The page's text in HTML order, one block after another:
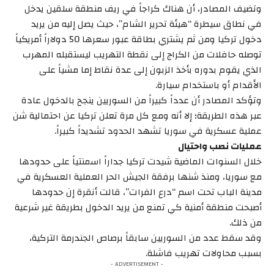
وتضيف المصادر، أن هناك كراجاً في ريف منطقة سلقين يدخل
في نطاق سيطرة “هيئة تحرير الشام”، حيث يصل إليه من يريد
دخول تركيا ومن ثم يشتري بطاقة عبور سعرها 50 دولاراً أمريكياً
توصله حافلات من الكراج إلى نقطة التهريب ليستقبله المهرب
الذي يقوم بدوره بأخذ الزبون إلى عدة نقاط إما مشياً على
الأقدام أو باستخدام سيارة.
وتؤكد المصادر أن عدداً كبيراً من السوريين ينجح بالدخول عادة
عبر هذه الطريقة؛ إلا أنه ومع كل مرة تعلن تركيا عن احتمالية شن
عملية عسكرية في سوريا تشهد الحدود تشديداً كبيراً.
عمليات نصب واحتيال
خلال السنوات الماضية شيدت تركيا جداراً اسمنتياً على حدودها
مع سوريا، ومنذ شنها برفقة الجيش الحر العملية العسكرية في
مدينة الباب تحت اسم “درع الفرات”، قالت أنقرة إن حدودها
أصبحت منطقة أمنية كي تمنع من يريد الدخول بطريقة غير شرعية
من ذلك.
وقد سقط عدد من السوريين سابقاً برصاص الجندرمة التركية،
بسبب محاولات تهريب فاشلة.
- ADVERTISEMENT -